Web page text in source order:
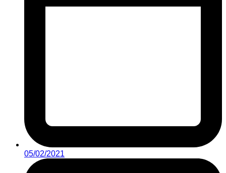
05/02/2021